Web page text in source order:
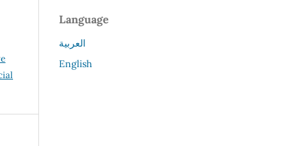
Language
العربية
English